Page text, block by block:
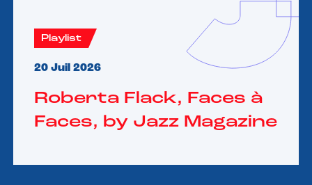
Playlist
20 Juil 2026
Roberta Flack, Faces à
Faces, by Jazz Magazine